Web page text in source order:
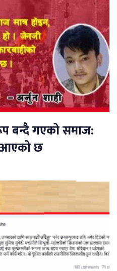
बन्दै गएको समाज:
छ